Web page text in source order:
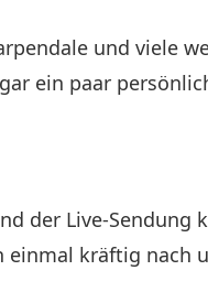
und viele
ein paar
der Live-Sendung
einmal kräftig nach